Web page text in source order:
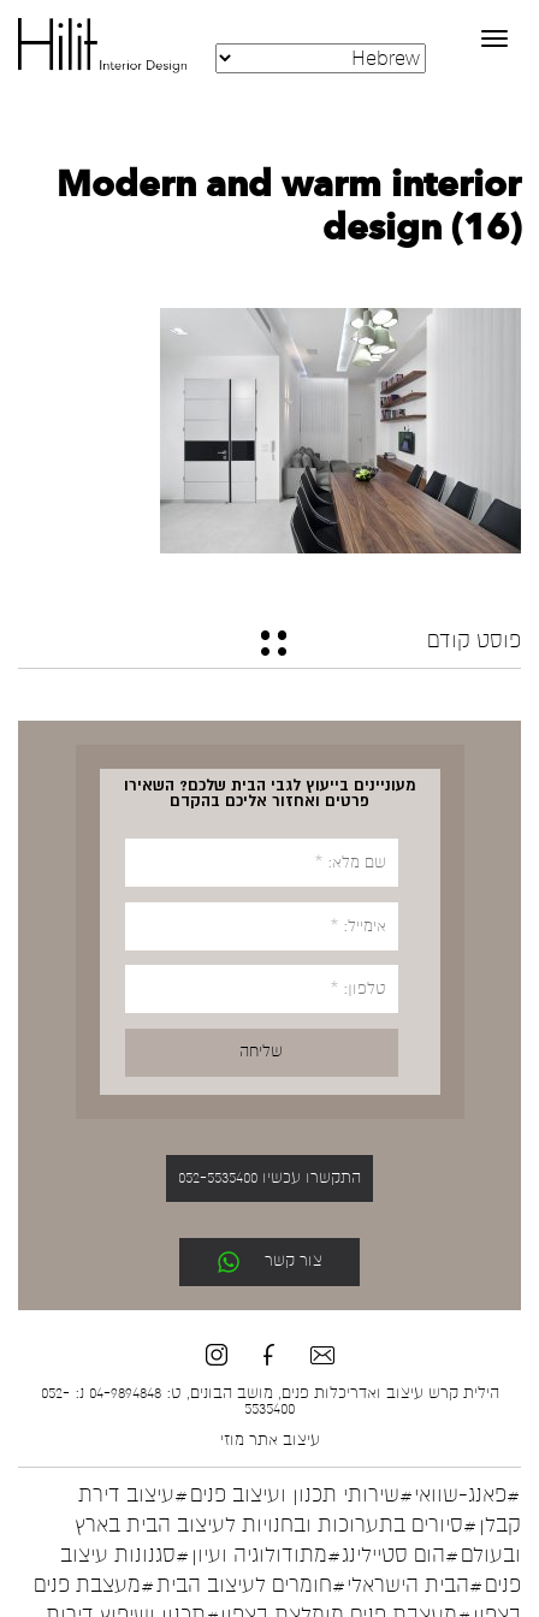
Toggle
navigation
Modern and warm interior
design (16)
פוסט קודם
מעוניינים בייעוץ לגבי הבית שלכם? השאירו
פרטים ואחזור אליכם בהקדם
התקשרו עכשיו 052-5535400
צור קשר
הילית קרש עיצוב ואדריכלות פנים, מושב הבונים, ט: 04-9894848 נ: 052-
5535400
עיצוב אתר מוזי
#פאנג-שוואי#שירותי תכנון ועיצוב פנים#עיצוב דירת
קבלן #סיורים בתערוכות ובחנויות לעיצוב הבית בארץ
ובעולם#הום סטיילינג#מתודולוגיה ועיון #סגנונות עיצוב
פנים#הבית הישראלי#חומרים לעיצוב הבית#מעצבת פנים